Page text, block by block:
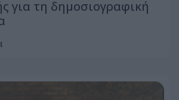
για τη δημοσιογραφική